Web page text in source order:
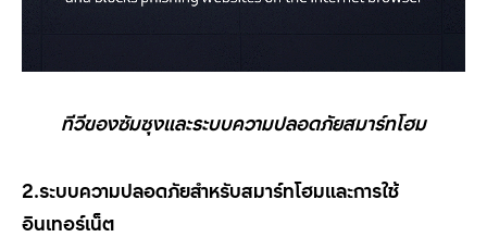
ทีวีของซัมซุงและระบบความปลอดภัยสมาร์ทโฮม
2.ระบบความปลอดภัยสำหรับสมาร์ทโฮมและการใช้
อินเทอร์เน็ต